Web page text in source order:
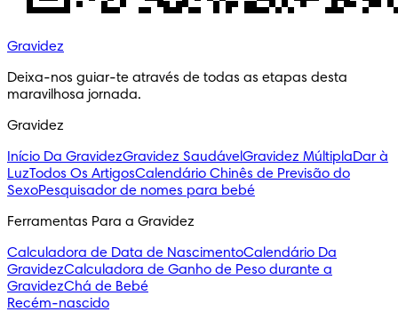
Gravidez
Deixa-nos guiar-te através de todas as etapas desta
maravilhosa jornada.
Gravidez
Início Da GravidezGravidez SaudávelGravidez MúltiplaDar à
LuzTodos Os ArtigosCalendário Chinês de Previsão do
SexoPesquisador de nomes para bebé
Ferramentas Para a Gravidez
Calculadora de Data de NascimentoCalendário Da
GravidezCalculadora de Ganho de Peso durante a
GravidezChá de Bebé
Recém-nascido